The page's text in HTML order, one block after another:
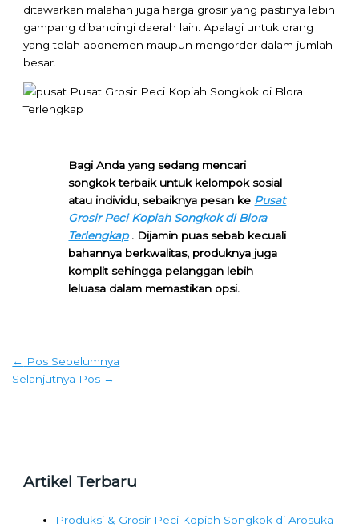
ditawarkan malahan juga harga grosir yang pastinya lebih
gampang dibandingi daerah lain. Apalagi untuk orang
yang telah abonemen maupun mengorder dalam jumlah
besar.
Bagi Anda yang sedang mencari
songkok terbaik untuk kelompok sosial
atau individu, sebaiknya pesan ke Pusat
Grosir Peci Kopiah Songkok di Blora
Terlengkap. Dijamin puas sebab kecuali
bahannya berkwalitas, produknya juga
komplit sehingga pelanggan lebih
leluasa dalam memastikan opsi.
← Pos Sebelumnya
Selanjutnya Pos →
Artikel Terbaru
Produksi & Grosir Peci Kopiah Songkok di Arosuka